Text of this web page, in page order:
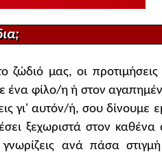
μας, οι προτιμήσεις
ένα φίλο/η ή στον
γι' αυτόν/ή, σου δίνουμε
ξεχωριστά στον καθένα
ανά πάσα στιγμή